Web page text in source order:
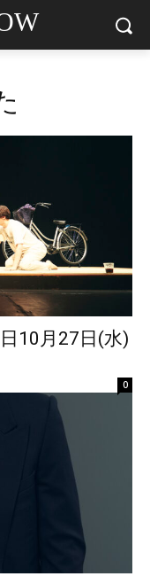
10月27日(水)
0